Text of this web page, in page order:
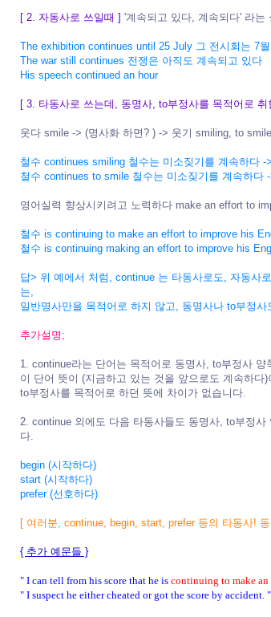
[ 2. 자동사로 쓰일때 ] '계속되고 있다, 계속되다' 라는
The exhibition continues until 25 July 그 전시회는 7
The war still continues 전쟁은 아직도 계속되고 있다
His speech continued an hour
[ 3. 타동사로 쓰는데, 동명사, to부정사를 목적어로 취
웃다 smile -> (명사화 하면? ) -> 웃기 smiling, to smile
철수 continues smiling 철수는 미소짖기를 계속하다 -
철수 continues to smile 철수는 미소짖기를 계속하다
영어실력 향상시키려고 노력하다 make an effort to
철수 is continuing to make an effort to improve his
철수 is continuing making an effort to improve his
답> 위 예에서 처럼, continue 는 타동사로도, 자동사
는,
일반명사만을 목적어로 하지 않고, 동명사나 to부정
추가설명;
1. continue라는 단어는 목적어로 동명사, to부정사 양
이 단어 뜻이 (지금하고 있는 것을 앞으로도 계속하다)
to부정사를 목적어로 하던 뜻에 차이가 없습니다.
2. continue 외에도 다음 타동사들도 동명사, to부정
다.
begin (시작하다)
start (시작하다)
prefer (선호하다)
[ 여러분, continue, begin, start, prefer 등의 타동사!
{ 추가 예문들 }
" I can tell from his score that he is continuing to make an
" I suspect he either cheated or got the score by accident. "